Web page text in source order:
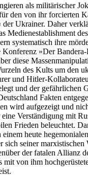
als militärischer
den von ihr forcierten
der Ukrainer. Daher
Medienestablishment
systematisch ihre
Konferenz »Der
diese
des Kults um den
und Hitler-
und der gefährlichen
Fakten
wird aufgezeigt und
Verständigung mit
Frieden beleuchtet.
heute
sich seiner marxistischen
der fatalen Allianz
mit von ihm